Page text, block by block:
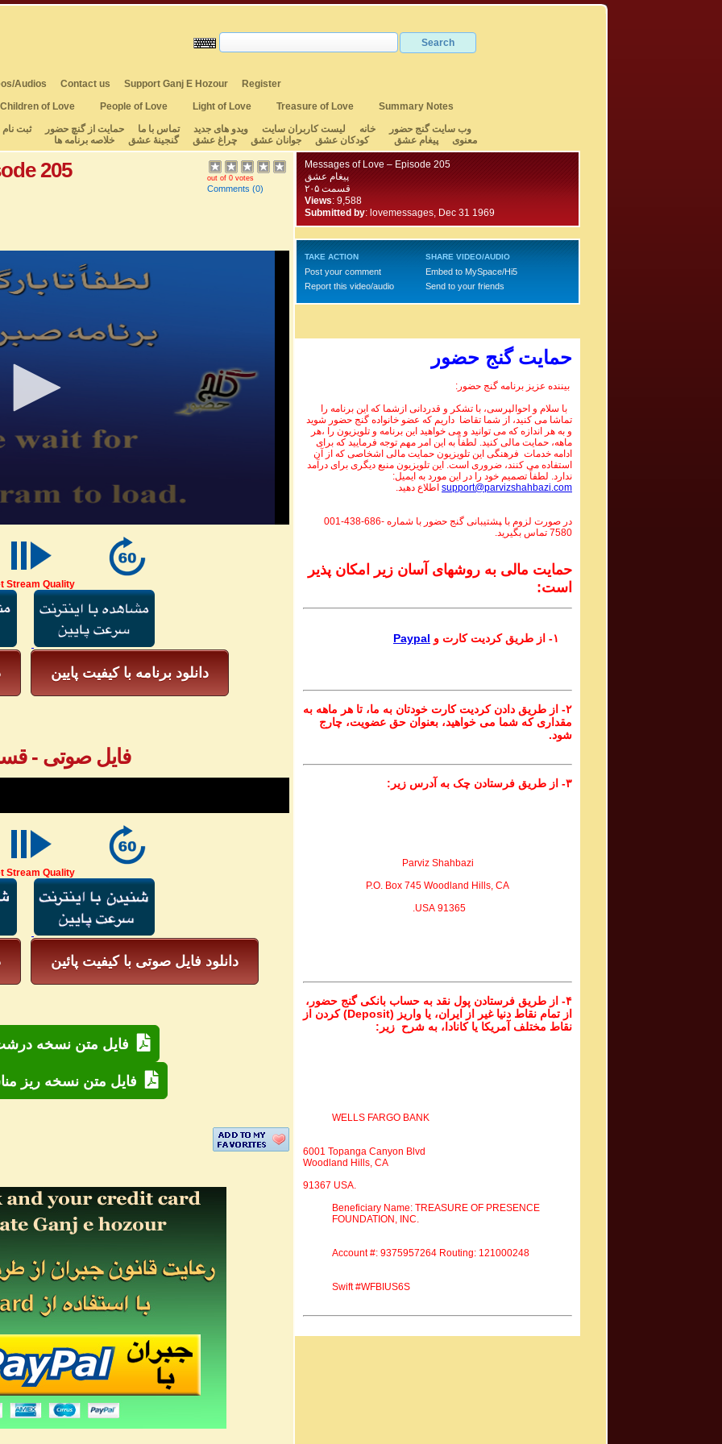
Audios Contact us Support Ganj E Hozour
Register
Children of Love People of Love Light of Love Treasure of Love
Summary Notes
وب سایت گنج حضور
خانه لیست کاربران سایت ویدو های جدید تماس با ما حمایت از گنچ حضور ثبت نام
معنوی
پیغام عشق کودکان عشق جوانان عشق چراغ عشق گنجینهٔ عشق خلاصه برنامه ها
205 out of 0 votes
Comments (0)
Stream Quality
دانلود برنامه با کیفیت پایین
فایل صوتی -
Stream Quality
دانلود فایل صوتی با کیفیت پائین
فایل متن نسخه
فایل متن نسخه ریز
Messages of Love – Episode 205
پیغام عشق
قسمت ۲۰۵
Views: 9,588
Submitted by: lovemessages, Dec 31 1969
TAKE ACTION
Post your comment
Report this video/audio
SHARE VIDEO/AUDIO
Embed to MySpace/Hi5
Send to your friends
حمایت گنج حضور
بیننده عزیز برنامه گنج حضور:
با سلام و احوالپرسی، با تشکر و قدردانی ازشما که این برنامه را
تماشا می کنید، از شما تقاضا داریم که عضو خانواده گنج حضور شوید
و به هر اندازه که می توانید و می خواهید این برنامه و تلویزیون را ،هر
ماهه، حمایت مالی کنید. لطفاً به این امر مهم توجه فرمایید که برای
ادامه خدمات فرهنگی این تلویزیون حمایت مالی اشخاصی که از آن
استفاده می کنند، ضروری است. این تلویزیون منبع دیگری برای درآمد
ندارد. لطفاً تصمیم خود را در این مورد به ایمیل:
support@parvizshahbazi.com اطلاع دهید.
در صورت لزوم با ‍پشتیبانی گنج حضور با شماره 001-438-686-
7580 تماس بگیرید.
حمایت مالی به روشهای آسان زیر امکان پذیر
است:
Paypal
۲- از طریق دادن کردیت کارت خودتان به ما، تا هر ماهه به
مقداری که شما می خواهید، بعنوان حق عضویت، چارج
شود.
۳- از طریق فرستادن چک به آدرس زیر:
Parviz Shahbazi
P.O. Box 745 Woodland Hills, CA
91365 USA.
۴- از طریق فرستادن پول نقد به حساب بانکی گنج حضور،
از تمام نقاط دنیا غیر از ایران، یا واریز (Deposit) کردن از
نقاط مختلف آمریکا یا کانادا، به شرح زیر:
WELLS FARGO BANK
6001 Topanga Canyon Blvd
Woodland Hills, CA
91367 USA.
Beneficiary Name: TREASURE OF PRESENCE
FOUNDATION, INC.
Account #: 9375957264 Routing: 121000248
Swift #WFBIUS6S